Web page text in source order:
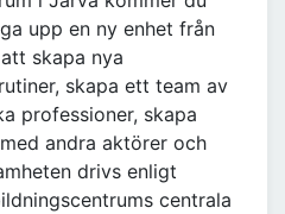
upp en ny enhet från
skapa nya
skapa ett team av
professioner, skapa
andra aktörer och
drivs enligt
centrala